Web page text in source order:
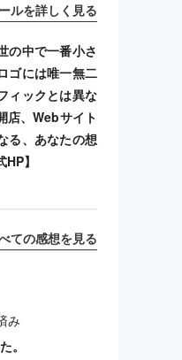
ルを詳しく見る
の中で一番小さ
ゴには唯一無二
ィックとは異な
店、Webサイト
る、あなたの想
】
ての感想を見る
み
。